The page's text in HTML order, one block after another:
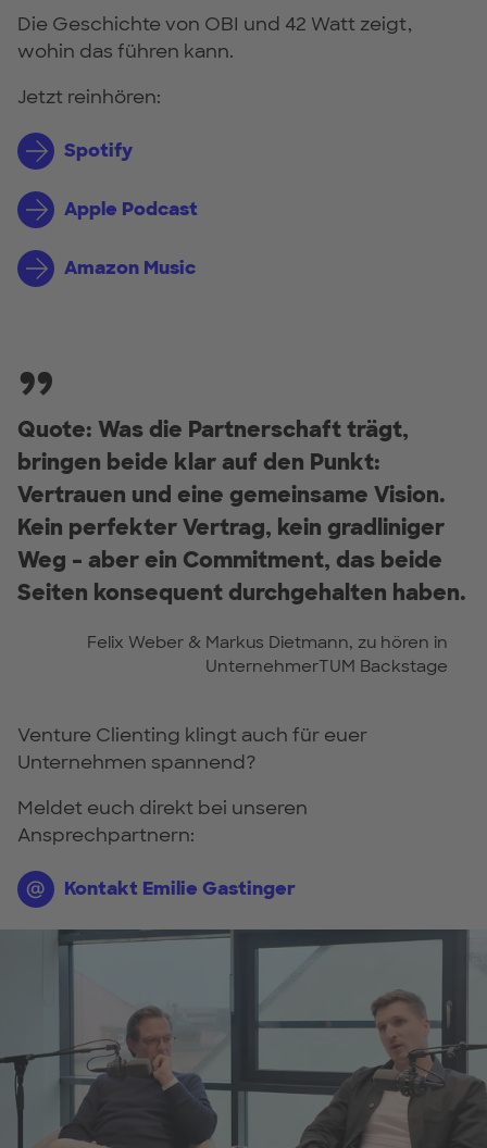
Die Geschichte von OBI und 42 Watt zeigt,
wohin das führen kann.
Jetzt reinhören:
Spotify
Apple Podcast
Amazon Music
Quote: Was die Partnerschaft trägt,
bringen beide klar auf den Punkt:
Vertrauen und eine gemeinsame Vision.
Kein perfekter Vertrag, kein gradliniger
Weg – aber ein Commitment, das beide
Seiten konsequent durchgehalten haben.
Felix Weber & Markus Dietmann, zu hören in
UnternehmerTUM Backstage
Venture Clienting klingt auch für euer
Unternehmen spannend?
Meldet euch direkt bei unseren
Ansprechpartnern:
Kontakt Emilie Gastinger